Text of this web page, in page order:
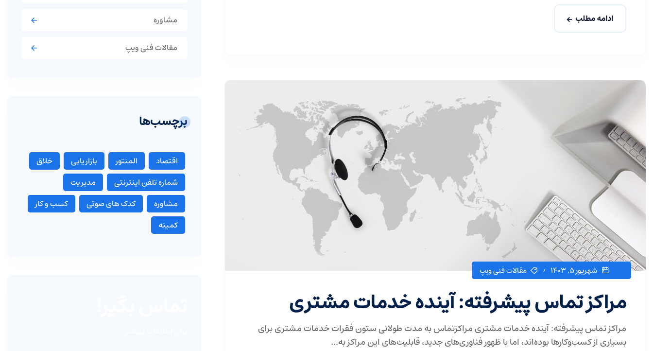
ادامه مطلب
شهریور ۵, ۱۴۰۳ مقالات فنی ویپ
مراکز تماس پیشرفته: آینده خدمات مشتری
مراکز تماس پیشرفته: آینده خدمات مشتری مراکزتماس به مدت طولانی ستون فقرات خدمات مشتری برای
بسیاری از کسب‌وکارها بوده‌اند، اما با ظهور فناوری‌های جدید، قابلیت‌های این مراکز به...
مشاوره
مقالات فنی ویپ
برچسب‌ها
اقتصاد المنتور بازاریابی
خلاق
شماره تلفن اینترنتی
مدیریت
مشاوره
کدک های صوتی
کسب و کار
کمینه